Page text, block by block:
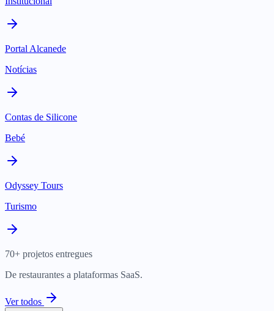
Portal Alcanede
Notícias
Contas de Silicone
Bebé
Odyssey Tours
Turismo
70+ projetos entregues
De restaurantes a plataformas SaaS.
Ver todos